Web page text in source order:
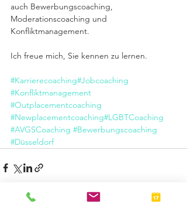
auch Bewerbungscoaching,
Moderationscoaching und
Konfliktmanagement.
Ich freue mich, Sie kennen zu lernen.
#Karrierecoaching#Jobcoaching
#Konfliktmanagement
#Outplacementcoaching
#Newplacementcoaching#LGBTCoaching
#AVGSCoaching #Bewerbungscoaching
#Düsseldorf
© BPS Personalmanagement GmbH